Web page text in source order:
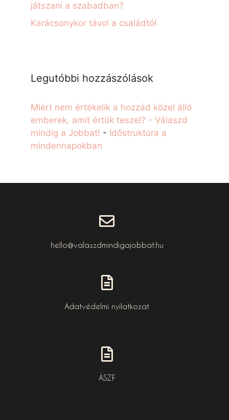
játszani a szabadban?
Karácsonykor távol a családtól
Legutóbbi hozzászólások
Miért nem értékelik a hozzád közel álló
emberek, amit értük teszel? - Válaszd
mindig a Jobbat! - Időstruktúra a
mindennapokban
hello@valaszdmindigajobbat.hu
Adatvédelmi nyilatkozat
ÁSZF